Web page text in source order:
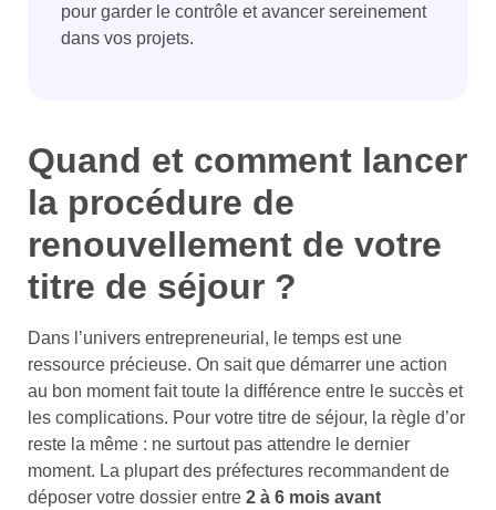
pour garder le contrôle et avancer sereinement
dans vos projets.
Quand et comment lancer
la procédure de
renouvellement de votre
titre de séjour ?
Dans l’univers entrepreneurial, le temps est une
ressource précieuse. On sait que démarrer une action
au bon moment fait toute la différence entre le succès et
les complications. Pour votre titre de séjour, la règle d’or
reste la même : ne surtout pas attendre le dernier
moment. La plupart des préfectures recommandent de
déposer votre dossier entre 2 à 6 mois avant